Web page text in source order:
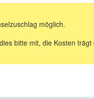
möglich.
bitte mit, die Kosten